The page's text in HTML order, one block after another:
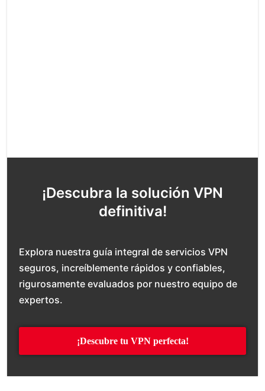
¡Descubra la solución VPN
definitiva!
Explora nuestra guía integral de servicios VPN
seguros, increíblemente rápidos y confiables,
rigurosamente evaluados por nuestro equipo de
expertos.
¡Descubre tu VPN perfecta!